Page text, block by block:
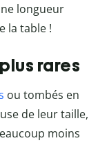
longueur
la table !
rares
ou tombés en
de leur taille,
moins